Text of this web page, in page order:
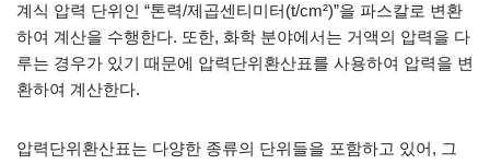
계식 압력 단위인 “톤력/제곱센티미터(t/cm²)”을 파스칼로 변환
하여 계산을 수행한다. 또한, 화학 분야에서는 거액의 압력을 다
루는 경우가 있기 때문에 압력단위환산표를 사용하여 압력을 변
환하여 계산한다.
압력단위환산표는 다양한 종류의 단위들을 포함하고 있어, 그